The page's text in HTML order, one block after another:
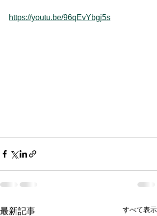
https://youtu.be/96qEvYbgj5s
最新記事 すべて表示